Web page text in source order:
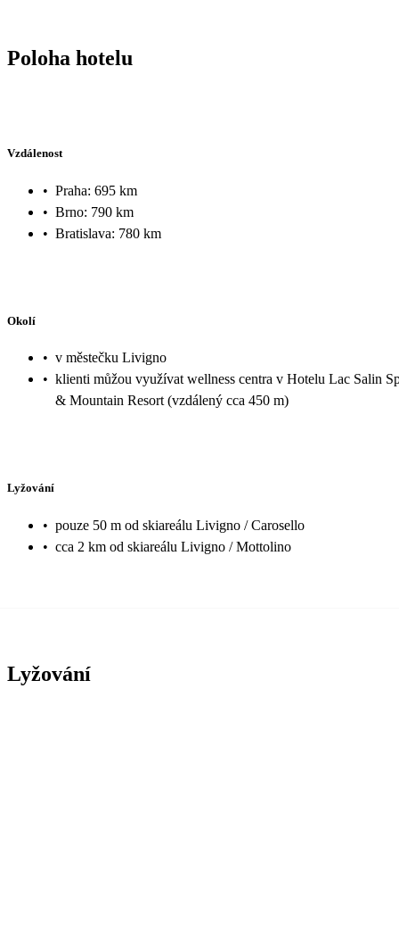
Poloha hotelu
Vzdálenost
• Praha: 695 km
• Brno: 790 km
• Bratislava: 780 km
Okolí
• v městečku Livigno
• klienti můžou využívat wellness centra v Hotelu Lac Salin
& Mountain Resort (vzdálený cca 450 m)
Lyžování
• pouze 50 m od skiareálu Livigno / Carosello
• cca 2 km od skiareálu Livigno / Mottolino
Lyžování